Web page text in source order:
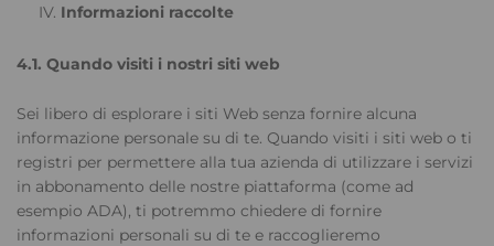
Informazioni raccolte
4.1. Quando visiti i nostri siti web
Sei libero di esplorare i siti Web senza fornire alcuna
informazione personale su di te. Quando visiti i siti web o ti
registri per permettere alla tua azienda di utilizzare i servizi
in abbonamento delle nostre piattaforma (come ad
esempio ADA), ti potremmo chiedere di fornire
informazioni personali su di te e raccoglieremo